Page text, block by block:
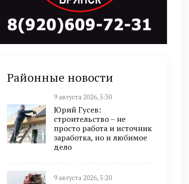
Районные новости
9 августа 2026, 5:30
Юрий Гусев:
строительство – не
просто работа и источник
заработка, но и любимое
дело
9 августа 2026, 5:20